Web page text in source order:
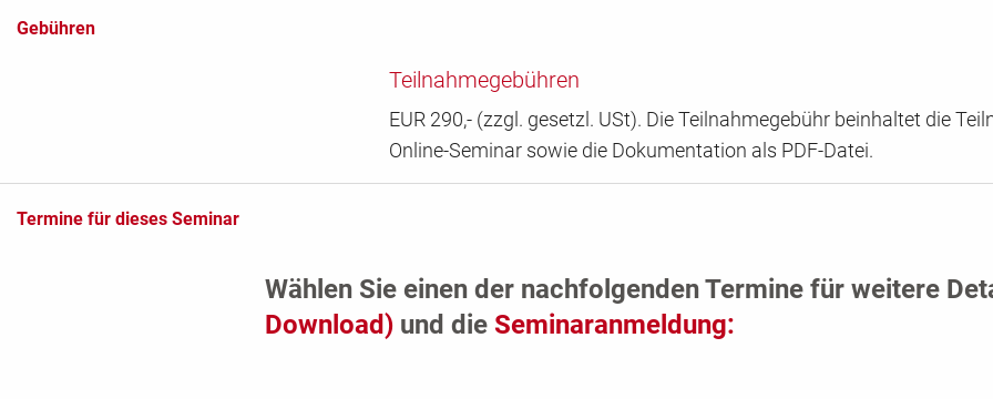
Gebühren
Teilnahmegebühren
EUR 290,- (zzgl. gesetzl. USt). Die Teilnahmegebühr beinhaltet die
Online-Seminar sowie die Dokumentation als PDF-Datei.
Termine für dieses Seminar
Wählen Sie einen der nachfolgenden Termine für weitere
Download) und die Seminaranmeldung: